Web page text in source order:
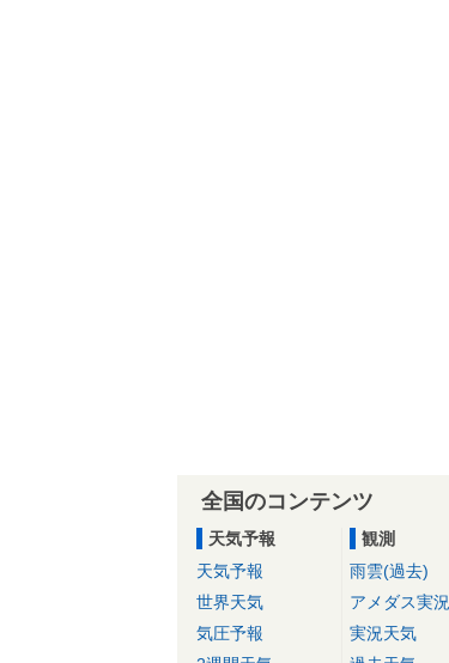
全国のコンテンツ
天気予報
天気予報
世界天気
気圧予報
観測
雨雲(過去)
アメダス実況
実況天気